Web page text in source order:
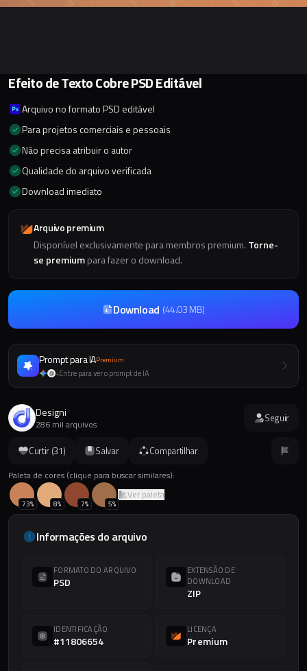
Curtir (31) Salvar Compartilhar
Paleta de cores (clique para buscar similares):
73% 8% 7% 5%
Ver paleta
Informações do arquivo
FORMATO DO ARQUIVO
PSD
EXTENSÃO DE
DOWNLOAD
ZIP
IDENTIFICAÇÃO
#11806654
LICENÇA
Premium
Efeito de Texto Cobre PSD Editável
Arquivo no formato PSD editável
Para projetos comerciais e pessoais
Não precisa atribuir o autor
Qualidade do arquivo verificada
Download imediato
Arquivo premium
Disponível exclusivamente para membros premium. Torne-
se premiumpara fazer o download.
Download (44.03 MB)
Prompt para IAPremium
+Entre para ver o prompt de IA
Designi
286 mil arquivos Seguir